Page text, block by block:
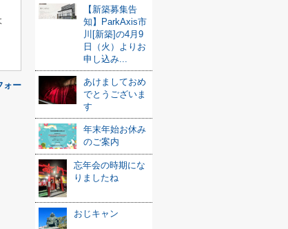
ォー
【新築募集告
知】ParkAxis市
川[新築]の4月9
日（火）よりお
申し込み...
あけましておめ
でとうございま
す
年末年始お休み
のご案内
忘年会の時期にな
りましたね
おじキャン